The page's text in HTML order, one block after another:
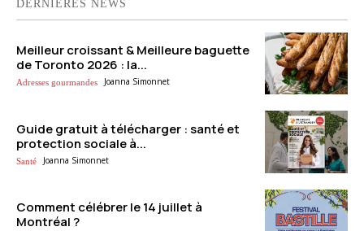
DERNIÈRES NEWS
Meilleur croissant & Meilleure baguette
de Toronto 2026 : la...
Adresses gourmandes Joanna Simonnet
Guide gratuit à télécharger : santé et
protection sociale à...
Santé Joanna Simonnet
Comment célébrer le 14 juillet à
Montréal ?